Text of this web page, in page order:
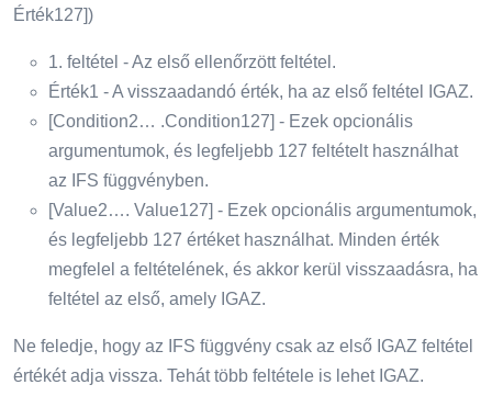
Érték127])
1. feltétel - Az első ellenőrzött feltétel.
Érték1 - A visszaadandó érték, ha az első feltétel IGAZ.
[Condition2… .Condition127] - Ezek opcionális
argumentumok, és legfeljebb 127 feltételt használhat
az IFS függvényben.
[Value2…. Value127] - Ezek opcionális argumentumok,
és legfeljebb 127 értéket használhat. Minden érték
megfelel a feltételének, és akkor kerül visszaadásra, ha
feltétel az első, amely IGAZ.
Ne feledje, hogy az IFS függvény csak az első IGAZ feltétel
értékét adja vissza. Tehát több feltétele is lehet IGAZ.